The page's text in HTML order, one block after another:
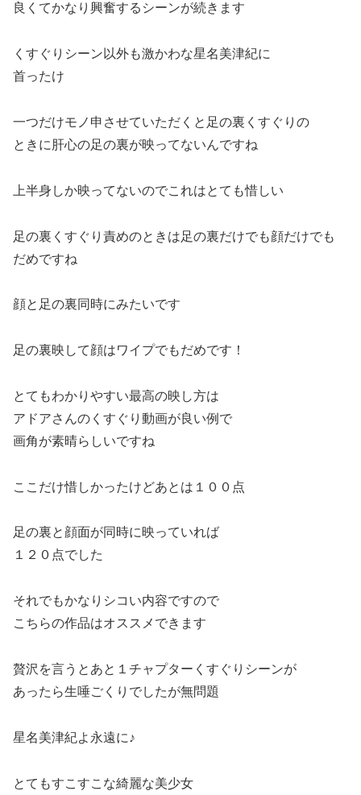
良くてかなり興奮するシーンが続きます
くすぐりシーン以外も激かわな星名美津紀に
首ったけ
一つだけモノ申させていただくと足の裏くすぐりの
ときに肝心の足の裏が映ってないんですね
上半身しか映ってないのでこれはとても惜しい
足の裏くすぐり責めのときは足の裏だけでも顔だけでも
だめですね
顔と足の裏同時にみたいです
足の裏映して顔はワイプでもだめです！
とてもわかりやすい最高の映し方は
アドアさんのくすぐり動画が良い例で
画角が素晴らしいですね
ここだけ惜しかったけどあとは１００点
足の裏と顔面が同時に映っていれば
１２０点でした
それでもかなりシコい内容ですので
こちらの作品はオススメできます
贅沢を言うとあと１チャプターくすぐりシーンが
あったら生唾ごくりでしたが無問題
星名美津紀よ永遠に♪
とてもすこすこな綺麗な美少女